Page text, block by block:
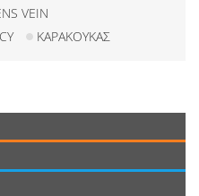
VEIN
ΚΑΡΑΚΟΥΚΑΣ